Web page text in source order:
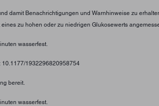
damit Benachrichtigungen und Warnhinweise zu
zu hohen oder zu niedrigen Glukosewerts
wasserfest.
10.1177/1932296820958754
bereit.
wasserfest.